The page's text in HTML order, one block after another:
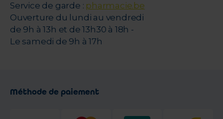
Service de garde : pharmacie.be
Ouverture du lundi au vendredi
de 9h à 13h et de 13h30 à 18h -
Le samedi de 9h à 17h
Méthode de paiement